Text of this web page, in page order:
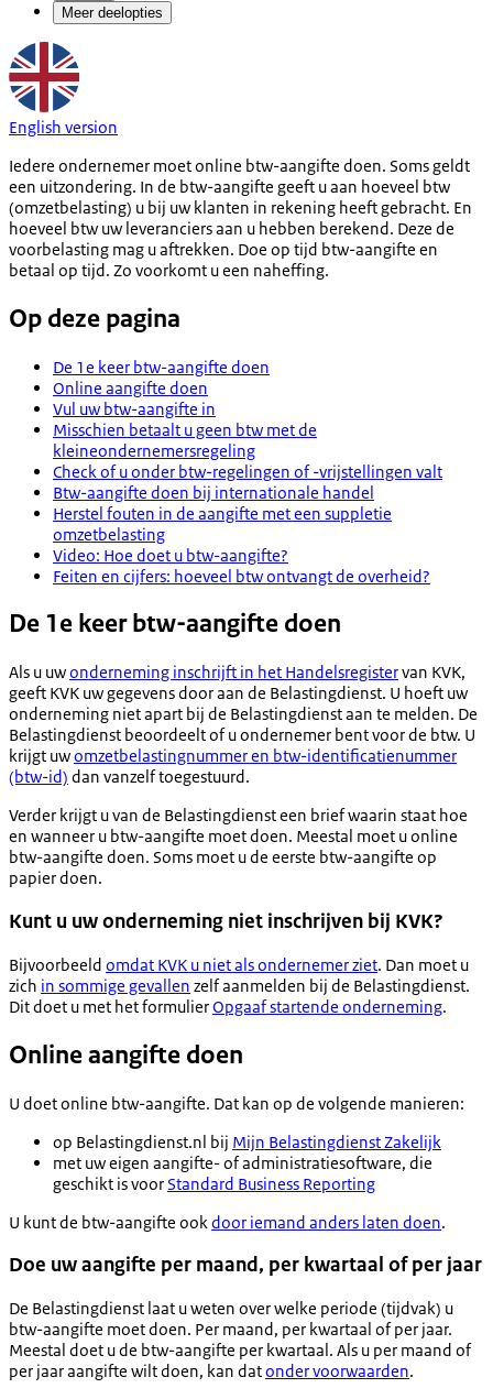
Meer deelopties
English version
Iedere ondernemer moet online btw-aangifte doen. Soms geldt
een uitzondering. In de btw-aangifte geeft u aan hoeveel btw
(omzetbelasting) u bij uw klanten in rekening heeft gebracht. En
hoeveel btw uw leveranciers aan u hebben berekend. Deze de
voorbelasting mag u aftrekken. Doe op tijd btw-aangifte en
betaal op tijd. Zo voorkomt u een naheffing.
Op deze pagina
De 1e keer btw-aangifte doen
Online aangifte doen
Vul uw btw-aangifte in
Misschien betaalt u geen btw met de
kleineondernemersregeling
Check of u onder btw-regelingen of -vrijstellingen valt
Btw-aangifte doen bij internationale handel
Herstel fouten in de aangifte met een suppletie
omzetbelasting
Video: Hoe doet u btw-aangifte?
Feiten en cijfers: hoeveel btw ontvangt de overheid?
De 1e keer btw-aangifte doen
Als u uwonderneming inschrijft in het Handelsregistervan KVK,
geeft KVK uw gegevens door aan de Belastingdienst. U hoeft uw
onderneming niet apart bij de Belastingdienst aan te melden. De
Belastingdienst beoordeelt of u ondernemer bent voor de btw. U
krijgt uwomzetbelastingnummer en btw-identificatienummer
(btw-id) dan vanzelf toegestuurd.
Verder krijgt u van de Belastingdienst een brief waarin staat hoe
en wanneer u btw-aangifte moet doen. Meestal moet u online
btw-aangifte doen. Soms moet u de eerste btw-aangifte op
papier doen.
Kunt u uw onderneming niet inschrijven bij KVK?
Bijvoorbeeld omdat KVK u niet als ondernemer ziet. Dan moet u
zich in sommige gevallen zelf aanmelden bij de Belastingdienst.
Dit doet u met het formulierOpgaaf startende onderneming.
Online aangifte doen
U doet online btw-aangifte. Dat kan op de volgende manieren:
op Belastingdienst.nl bij Mijn Belastingdienst Zakelijk
met uw eigen aangifte- of administratiesoftware, die
geschikt is voor Standard Business Reporting
U kunt de btw-aangifte ook door iemand anders laten doen.
Doe uw aangifte per maand, per kwartaal of per jaar
De Belastingdienst laat u weten over welke periode (tijdvak) u
btw-aangifte moet doen. Per maand, per kwartaal of per jaar.
Meestal doet u de btw-aangifte per kwartaal. Als u per maand of
per jaar aangifte wilt doen, kan datonder voorwaarden.